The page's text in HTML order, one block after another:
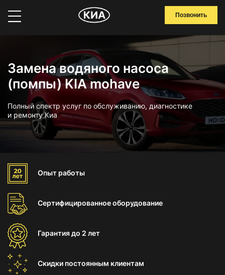
Позвонить
Замена водяного насоса
(помпы) KIA mohave
Полный спектр услуг по обслуживанию, диагностике
и ремонту Киа
Опыт работы
Сертифицированноеоборудование
Гарантиядо 2 лет
Скидки постоянным клиентам